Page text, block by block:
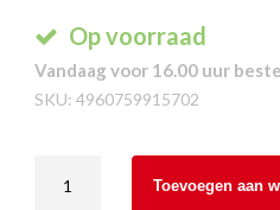
Op voorraad
Vandaag voor 16.00 uur
SKU: 4960759915702
Z50
Toevoegen aan